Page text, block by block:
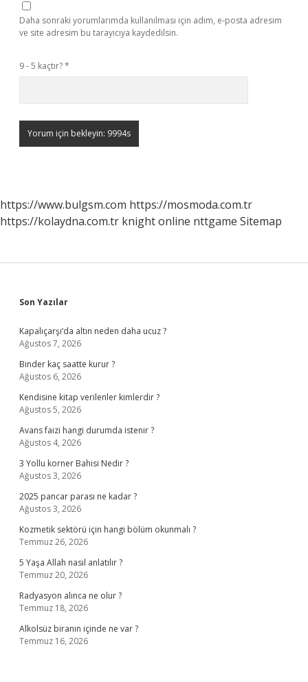
Daha sonraki yorumlarımda kullanılması için adım, e-posta adresim
ve site adresim bu tarayıcıya kaydedilsin.
9 - 5 kaçtır?*
https://www.bulgsm.com https://mosmoda.com.tr
https://kolaydna.com.tr knight online nttgame Sitemap
Sidebar
Son Yazılar
Kapalıçarşı’da altın neden daha ucuz ?
Ağustos 7, 2026
Binder kaç saatte kurur ?
Ağustos 6, 2026
Kendisine kitap verilenler kimlerdir ?
Ağustos 5, 2026
Avans faizi hangi durumda istenir ?
Ağustos 4, 2026
3 Yollu korner Bahisi Nedir ?
Ağustos 3, 2026
2025 pancar parası ne kadar ?
Ağustos 3, 2026
Kozmetik sektörü için hangi bölüm okunmalı ?
Temmuz 26, 2026
5 Yaşa Allah nasıl anlatılır ?
Temmuz 20, 2026
Radyasyon alınca ne olur ?
Temmuz 18, 2026
Alkolsüz biranın içinde ne var ?
Temmuz 16, 2026